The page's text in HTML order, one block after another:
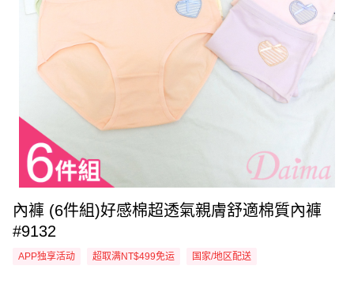
內褲 (6件組)好感棉超透氣親膚舒適棉質內褲
#9132
APP独享活动 超取满NT$499免运 国家/地区配送